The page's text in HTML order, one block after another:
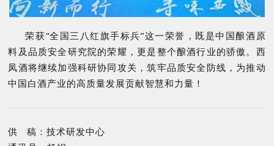
荣获“全国三八红旗手标兵”这一荣誉，既是中国酿酒原
料及品质安全研究院的荣耀，更是整个酿酒行业的骄傲。西
凤酒将继续加强科研协同攻关，筑牢品质安全防线，为推动
中国白酒产业的高质量发展贡献智慧和力量！
供 稿：技术研发中心